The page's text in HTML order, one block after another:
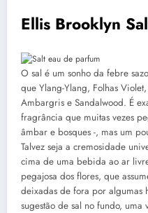
Ellis Brooklyn
O sal é um sonho da febre
que Ylang-Ylang, Folhas
Ambargris e Sandalwood. É
fragrância que muitas vezes
âmbar e bosques -, mas um
Talvez seja a cremosidade
cima de uma bebida ao ar
pegajosa dos flores, que
deixadas de fora por algumas
sugestão de sal no fundo,